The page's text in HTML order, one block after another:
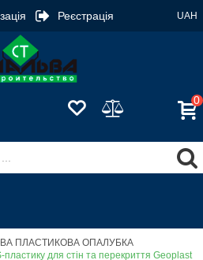
UAH
Реєстрація
0
ПЛАСТИКОВА ОПАЛУБКА
для стін та перекриття Geoplast